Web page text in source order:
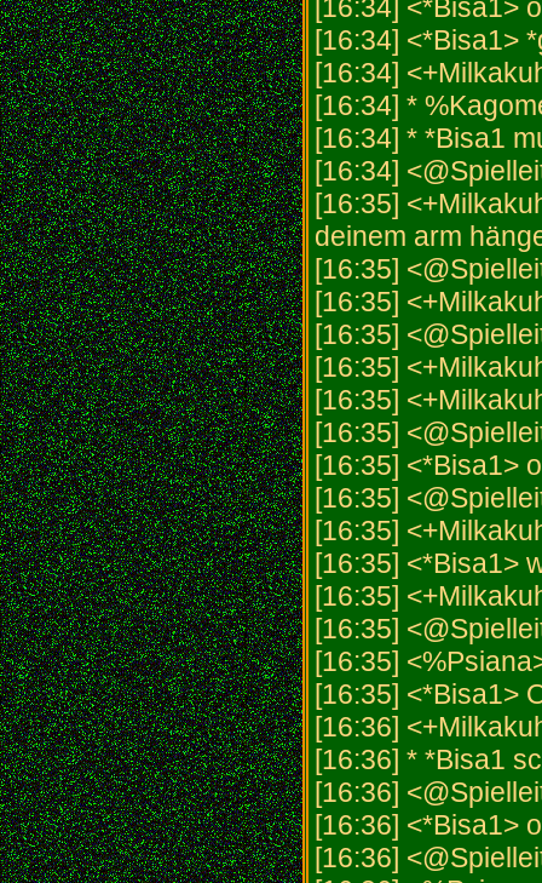
[16:34] <*Bisa1>
[16:34] <*Bisa1>
[16:34]
[16:34] *
[16:34] * *Bisa1
[16:34]
[16:35]
deinem arm
[16:35]
[16:35]
[16:35]
[16:35]
[16:35]
[16:35]
[16:35] <*Bisa1>
[16:35]
[16:35]
[16:35] <*Bisa1>
[16:35]
[16:35]
[16:35]
[16:35] <*Bisa1>
[16:36]
[16:36] * *Bisa1
[16:36]
[16:36] <*Bisa1>
[16:36]